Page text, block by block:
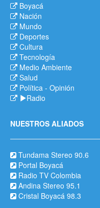
Boyacá
Nación
Mundo
Deportes
Cultura
Tecnología
Medio Ambiente
Salud
Política - Opinión
Radio
NUESTROS ALIADOS
Tundama Stereo 90.6
Portal Boyacá
Radio TV Colombia
Andina Stereo 95.1
Cristal Boyacá 98.3